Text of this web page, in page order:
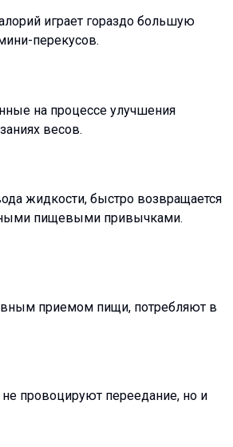
играет гораздо большую
перекусов.
на процессе улучшения
весов.
жидкости, быстро возвращается
пищевыми привычками.
приемом пищи, потребляют в
провоцируют переедание, но и